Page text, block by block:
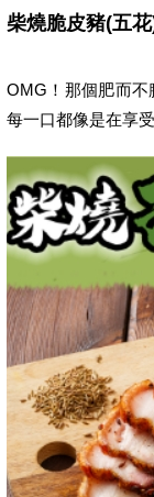
柴燒脆皮豬(五
OMG！那個肥而不
每一口都像是在享